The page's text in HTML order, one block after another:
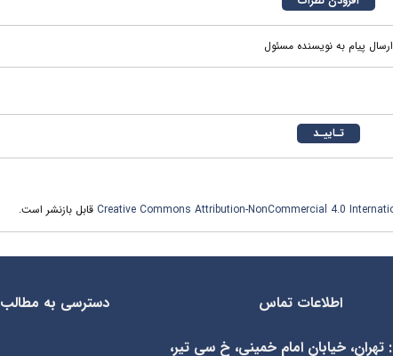
ارسال پیام به نویسنده مسئول
Creative Commons Attribution-NonCommercial 4.0قابل بازنشر است.
اطلاعات تماس
: تهران، خیابان امام خمینی، خ سی تیر،
دسترسی به مطالب